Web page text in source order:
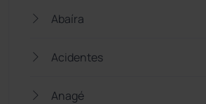
Abaíra
Acidentes
Anagé